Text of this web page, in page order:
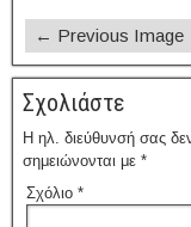
← Previous Image
Σχολιάστε
Η ηλ. διεύθυνσή σας δεν
σημειώνονται με *
Σχόλιο *